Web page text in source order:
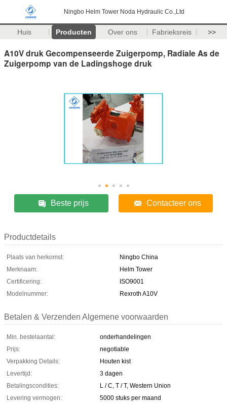
Ningbo Helm Tower Noda Hydraulic Co.,Ltd
Huis Producten Over ons Fabrieksreis >>
A10V druk Gecompenseerde Zuigerpomp, Radiale As de
Zuigerpomp van de Ladingshoge druk
Beste prijs Contacteer ons
Productdetails
Plaats van herkomst:
Ningbo China
Merknaam:
Helm Tower
Certificering:
ISO9001
Modelnummer:
Rexroth A10V
Betalen & Verzenden Algemene voorwaarden
Min. bestelaantal:
onderhandelingen
Prijs:
negotiable
Verpakking Details:
Houten kist
Levertijd:
3 dagen
Betalingscondities:
L / C, T / T, Western Union
Levering vermogen:
5000 stuks per maand